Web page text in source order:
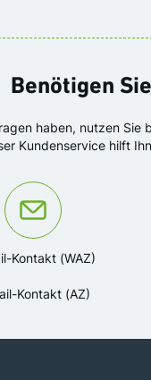
Benötigen
haben, nutzen Sie
Kundenservice hilft
Sie uns via
Kontakt (WAZ)
Kontakt (AZ)